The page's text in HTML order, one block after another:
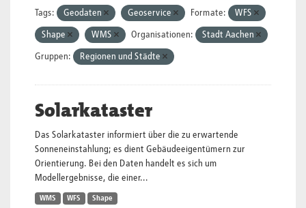
Tags: Geodaten Geoservice Formate: WFS
Shape WMS Organisationen: Stadt Aachen
Gruppen: Regionen und Städte
Solarkataster
Das Solarkataster informiert über die zu erwartende
Sonneneinstahlung; es dient Gebäudeeigentümern zur
Orientierung. Bei den Daten handelt es sich um
Modellergebnisse, die einer...
WMS WFS Shape